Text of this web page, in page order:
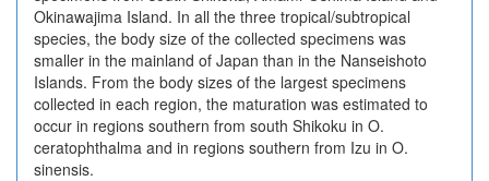
Okinawajima Island. In all the three tropical/subtropical
species, the body size of the collected specimens was
smaller in the mainland of Japan than in the Nanseishoto
Islands. From the body sizes of the largest specimens
collected in each region, the maturation was estimated to
occur in regions southern from south Shikoku in O.
ceratophthalma and in regions southern from Izu in O.
sinensis.